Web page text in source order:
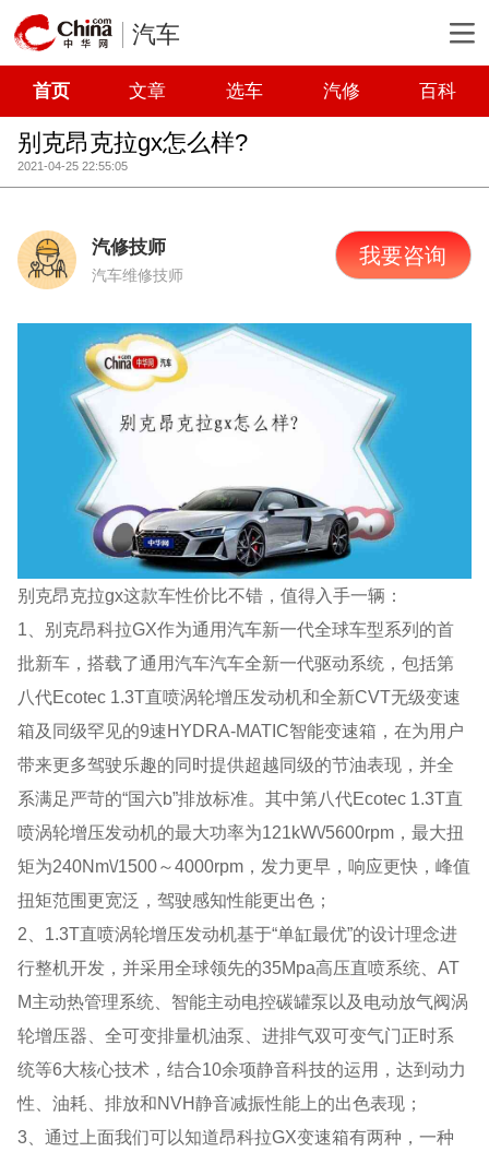
汽车
首页 文章 选车 汽修 百科
别克昂克拉gx怎么样?
2021-04-25 22:55:05
汽修技师
汽车维修技师
我要咨询
别克昂克拉gx这款车性价比不错，值得入手一辆：
1、别克昂科拉GX作为通用汽车新一代全球车型系列的首
批新车，搭载了通用汽车汽车全新一代驱动系统，包括第
八代Ecotec 1.3T直喷涡轮增压发动机和全新CVT无级变速
箱及同级罕见的9速HYDRA-MATIC智能变速箱，在为用户
带来更多驾驶乐趣的同时提供超越同级的节油表现，并全
系满足严苛的“国六b”排放标准。其中第八代Ecotec 1.3T直
喷涡轮增压发动机的最大功率为121kW\/5600rpm，最大扭
矩为240Nm\/1500～4000rpm，发力更早，响应更快，峰值
扭矩范围更宽泛，驾驶感知性能更出色；
2、1.3T直喷涡轮增压发动机基于“单缸最优”的设计理念进
行整机开发，并采用全球领先的35Mpa高压直喷系统、AT
M主动热管理系统、智能主动电控碳罐泵以及电动放气阀涡
轮增压器、全可变排量机油泵、进排气双可变气门正时系
统等6大核心技术，结合10余项静音科技的运用，达到动力
性、油耗、排放和NVH静音减振性能上的出色表现；
3、通过上面我们可以知道昂科拉GX变速箱有两种，一种